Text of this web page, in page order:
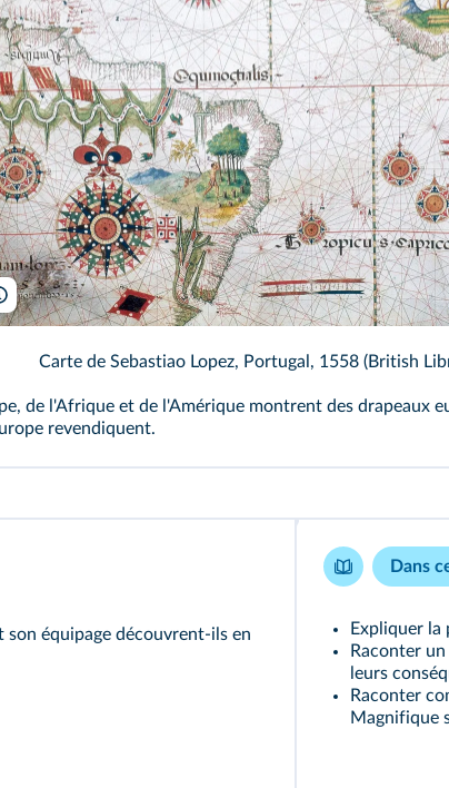
British Library/Leemage
Carte de Sebastiao Lopez, Portugal, 1558 (British
de l'Afrique et de l'Amérique montrent des drapeaux
revendiquent.
équipage découvrent-ils en
Dans
Expliquer la
Raconter
leurs
Raconter
Magnifique